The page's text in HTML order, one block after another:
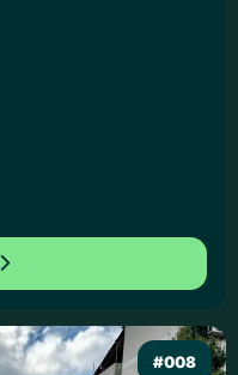
#008